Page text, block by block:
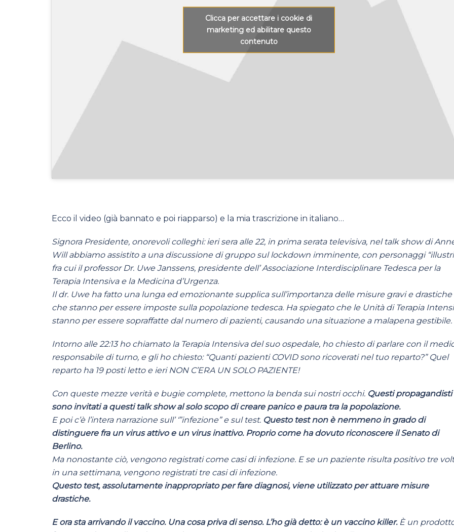
Clicca per accettare i cookie di
marketing ed abilitare questo
contenuto
Ecco il video (già bannato e poi riapparso) e la mia trascrizione in italiano…
Signora Presidente, onorevoli colleghi: ieri sera alle 22, in prima serata televisiva, nel talk show di
Will abbiamo assistito a una discussione di gruppo sul lockdown imminente, con personaggi
fra cui il professor Dr. Uwe Janssens, presidente dell’ Associazione Interdisciplinare Tedesca per la
Terapia Intensiva e la Medicina d’Urgenza.
Il dr. Uwe ha fatto una lunga ed emozionante supplica sull’importanza delle misure gravi e drastiche
che stanno per essere imposte sulla popolazione tedesca. Ha spiegato che le Unità di Terapia
stanno per essere sopraffatte dal numero di pazienti, causando una situazione a malapena gestibile.
Intorno alle 22:13 ho chiamato la Terapia Intensiva del suo ospedale, ho chiesto di parlare con il
responsabile di turno, e gli ho chiesto: “Quanti pazienti COVID sono ricoverati nel tuo reparto?” Quel
reparto ha 19 posti letto e ieri NON C’ERA UN SOLO PAZIENTE!
Con queste mezze verità e bugie complete, mettono la benda sui nostri occhi. Questi propagandisti
sono invitati a questi talk show al solo scopo di creare panico e paura tra la popolazione.
E poi c’è l’intera narrazione sull’ ‘”infezione” e sul test. Questo test non è nemmeno in grado di
distinguere fra un virus attivo e un virus inattivo. Proprio come ha dovuto riconoscere il Senato di
Berlino.
Ma nonostante ciò, vengono registrati come casi di infezione. E se un paziente risulta positivo tre
in una settimana, vengono registrati tre casi di infezione.
Questo test, assolutamente inappropriato per fare diagnosi, viene utilizzato per attuare misure
drastiche.
E ora sta arrivando il vaccino. Una cosa priva di senso. L’ho già detto: è un vaccino killer. È un